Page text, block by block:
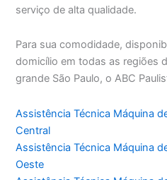
serviço de alta qualidade.
Para sua comodidade,
domicílio em todas as regiões
grande São Paulo, o ABC
Assistência Técnica Máquina
Central
Assistência Técnica Máquina
Oeste